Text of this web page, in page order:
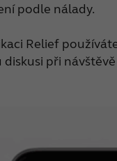
podle nálady.
Relief
při